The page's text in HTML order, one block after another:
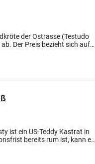
der Ostrasse (Testudo
ab. Der Preis bezieht sich auf
ist ein US-Teddy Kastrat in
bereits rum ist, kann er